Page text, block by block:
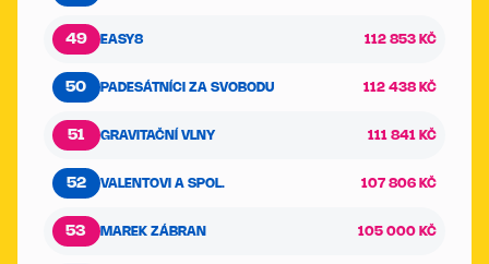
49 EASY8 112 853 KČ
50 PADESÁTNÍCI ZA SVOBODU 112 438 KČ
51 GRAVITAČNÍ VLNY 111 841 KČ
52 VALENTOVI A SPOL. 107 806 KČ
53 MAREK ZÁBRAN 105 000 KČ